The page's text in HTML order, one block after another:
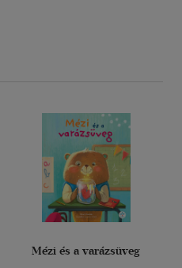
Mézi és a varázsüveg